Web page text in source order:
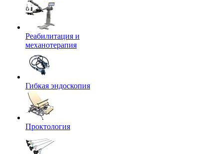
Реабилитация и
механотерапия
Гибкая эндоскопия
Проктология